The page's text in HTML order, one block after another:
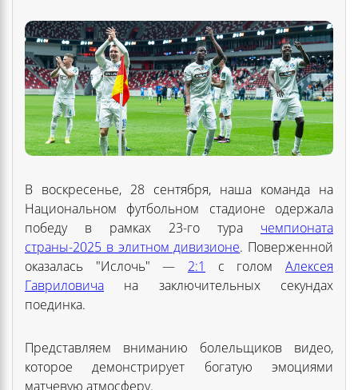
В воскресенье, 28 сентября, наша команда на
Национальном футбольном стадионе одержала
победу в рамках 23-го тура чемпионата
страны-2025 в элитном дивизионе. Поверженной
оказалась "Ислочь" — 2:1 с голом Алексея
Гавриловича на заключительных секундах
поединка.
Представляем вниманию болельщиков видео,
которое демонстрирует богатую эмоциями
матчевую атмосферу.